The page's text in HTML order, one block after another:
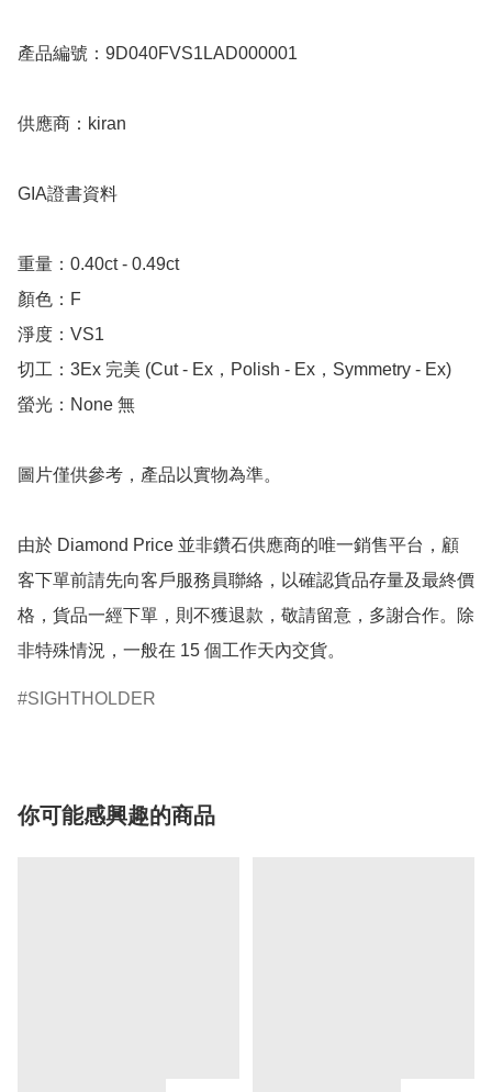
產品編號：9D040FVS1LAD000001
供應商：kiran
GIA證書資料
重量：0.40ct - 0.49ct
顏色：F
淨度：VS1
切工：3Ex 完美 (Cut - Ex，Polish - Ex，Symmetry - Ex)
螢光：None 無
圖片僅供參考，產品以實物為準。
由於 Diamond Price 並非鑽石供應商的唯一銷售平台，顧
客下單前請先向客戶服務員聯絡，以確認貨品存量及最終價
格，貨品一經下單，則不獲退款，敬請留意，多謝合作。除
非特殊情況，一般在 15 個工作天內交貨。
SIGHTHOLDER
你可能感興趣的商品